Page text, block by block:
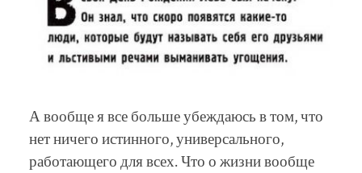
А вообще я все больше убеждаюсь в том, что
нет ничего истинного, универсального,
работающего для всех. Что о жизни вообще